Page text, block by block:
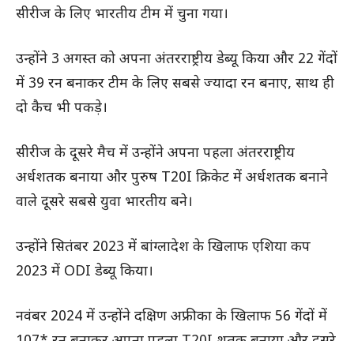
सीरीज के लिए भारतीय टीम में चुना गया।
उन्होंने 3 अगस्त को अपना अंतरराष्ट्रीय डेब्यू किया और 22 गेंदों
में 39 रन बनाकर टीम के लिए सबसे ज्यादा रन बनाए, साथ ही
दो कैच भी पकड़े।
सीरीज के दूसरे मैच में उन्होंने अपना पहला अंतरराष्ट्रीय
अर्धशतक बनाया और पुरुष T20I क्रिकेट में अर्धशतक बनाने
वाले दूसरे सबसे युवा भारतीय बने।
उन्होंने सितंबर 2023 में बांग्लादेश के खिलाफ एशिया कप
2023 में ODI डेब्यू किया।
नवंबर 2024 में उन्होंने दक्षिण अफ्रीका के खिलाफ 56 गेंदों में